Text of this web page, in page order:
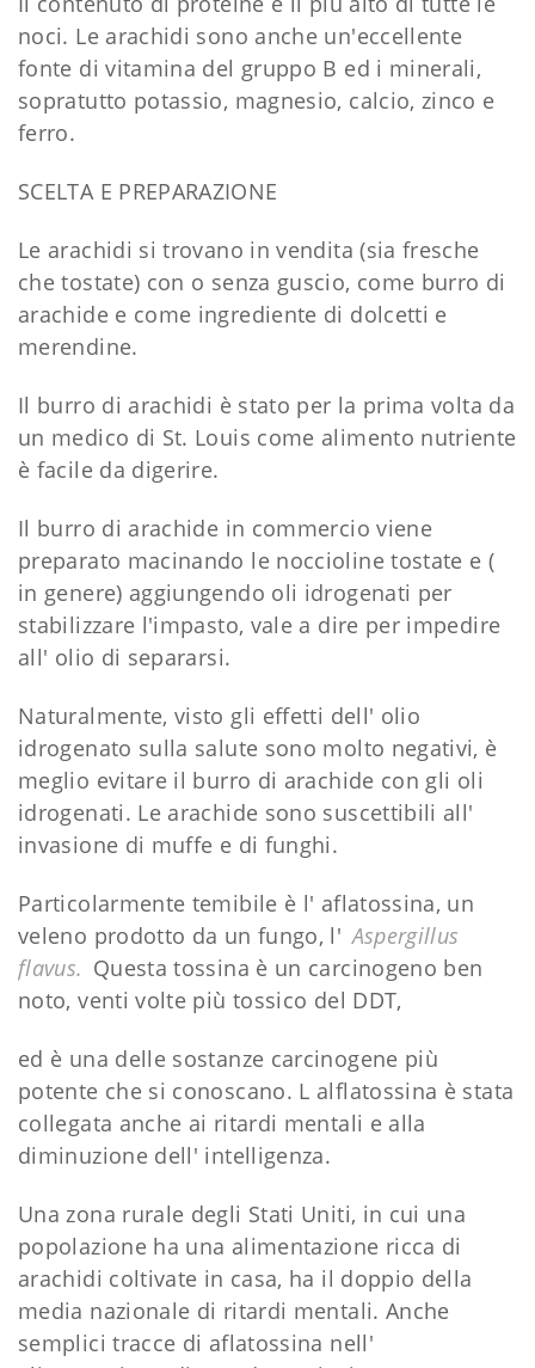
noci. Le arachidi sono anche un'eccellente
fonte di vitamina del gruppo B ed i minerali,
sopratutto potassio, magnesio, calcio, zinco e
ferro.
SCELTA E PREPARAZIONE
Le arachidi si trovano in vendita (sia fresche
che tostate) con o senza guscio, come burro di
arachide e come ingrediente di dolcetti e
merendine.
Il burro di arachidi è stato per la prima volta da
un medico di St. Louis come alimento nutriente
è facile da digerire.
Il burro di arachide in commercio viene
preparato macinando le noccioline tostate e (
in genere) aggiungendo oli idrogenati per
stabilizzare l'impasto, vale a dire per impedire
all' olio di separarsi.
Naturalmente, visto gli effetti dell' olio
idrogenato sulla salute sono molto negativi, è
meglio evitare il burro di arachide con gli oli
idrogenati. Le arachide sono suscettibili all'
invasione di muffe e di funghi.
Particolarmente temibile è l' aflatossina, un
veleno prodotto da un fungo, l' Aspergillus
flavus. Questa tossina è un carcinogeno ben
noto, venti volte più tossico del DDT,
ed è una delle sostanze carcinogene più
potente che si conoscano. L alflatossina è stata
collegata anche ai ritardi mentali e alla
diminuzione dell' intelligenza.
Una zona rurale degli Stati Uniti, in cui una
popolazione ha una alimentazione ricca di
arachidi coltivate in casa, ha il doppio della
media nazionale di ritardi mentali. Anche
semplici tracce di aflatossina nell'